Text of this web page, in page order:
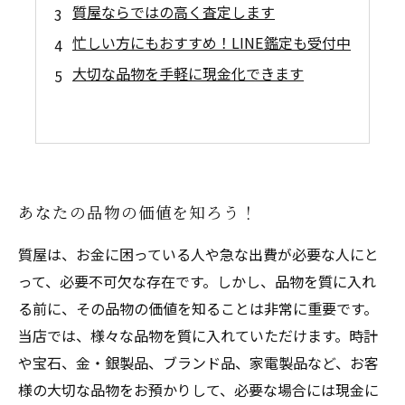
質屋ならではの高く査定します
忙しい方にもおすすめ！LINE鑑定も受付中
大切な品物を手軽に現金化できます
あなたの品物の価値を知ろう！
質屋は、お金に困っている人や急な出費が必要な人にと
って、必要不可欠な存在です。しかし、品物を質に入れ
る前に、その品物の価値を知ることは非常に重要です。
当店では、様々な品物を質に入れていただけます。時計
や宝石、金・銀製品、ブランド品、家電製品など、お客
様の大切な品物をお預かりして、必要な場合には現金に